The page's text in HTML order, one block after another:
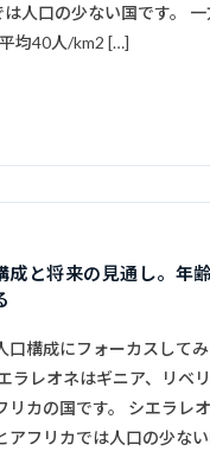
人口の少ない国です。
均40人/km2 […]
成と将来の見通し。年
口構成にフォーカスして
ラレオネはギニア、リベ
リカの国です。 シエラレ
アフリカでは人口の少な